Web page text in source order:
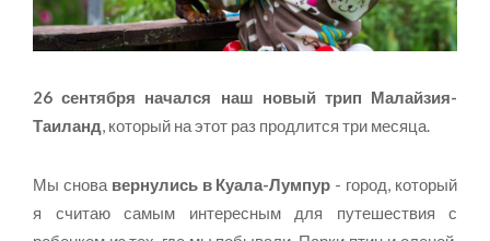
26 сентября начался наш новый трип Малайзия-
Таиланд , который на этот раз продлится три месяца.
Мы снова вернулись в Куала-Лумпур - город, который
я считаю самым интересным для путешествия с